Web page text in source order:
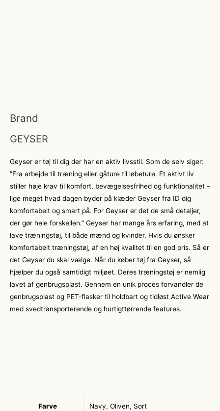
Brand
GEYSER
Geyser er tøj til dig der har en aktiv livsstil. Som de selv siger:
”Fra arbejde til træning eller gåture til løbeture. Et aktivt liv
stiller høje krav til komfort, bevægelsesfrihed og funktionalitet –
lige meget hvad dagen byder på klæder Geyser fra ID dig
komfortabelt og smart på. For Geyser er det de små detaljer,
der gør hele forskellen.” Geyser har mange års erfaring, med at
lave træningstøj, til både mænd og kvinder. Hvis du ønsker
komfortabelt træningstøj, af en høj kvalitet til en god pris. Så er
det Geyser du skal vælge. Når du køber tøj fra Geyser, så
hjælper du også samtidigt miljøet. Deres træningstøj er nemlig
lavet af genbrugsplast. Gennem en unik proces forvandler de
genbrugsplast og PET-flasker til holdbart og tidløst Active Wear
med svedtransporterende og hurtigttørrende features.
Farve Navy, Oliven, Sort